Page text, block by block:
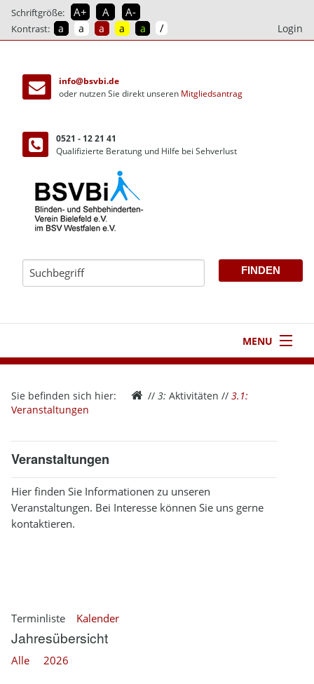
Schriftgröße: A+ A A-
Kontrast: a a a a a / Login
info@bsvbi.de
oder nutzen Sie direkt unseren Mitgliedsantrag
0521 - 12 21 41
Qualifizierte Beratung und Hilfe bei Sehverlust
zum
Inhalt
MENU
2
Verein
3
Aktivitäten
Infothek
Sie befinden sich hier: //3:Aktivitäten //3.1:
Veranstaltungen
Veranstaltungen
Hier finden Sie Informationen zu unseren
Veranstaltungen. Bei Interesse können Sie uns gerne
kontaktieren.
Terminliste Kalender
Jahresübersicht
Alle 2026